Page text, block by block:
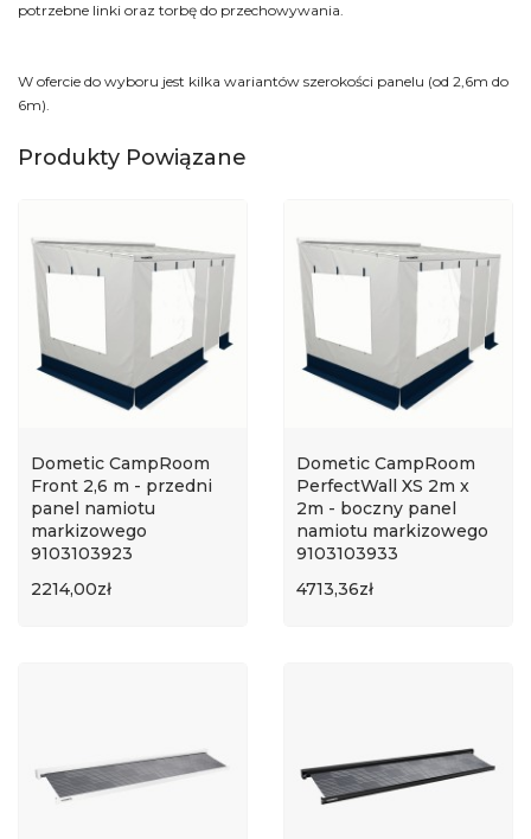
potrzebne linki oraz torbę do przechowywania.
W ofercie do wyboru jest kilka wariantów szerokości panelu (od 2,6m do
6m).
Produkty Powiązane
Dometic CampRoom
Front 2,6 m - przedni
panel namiotu
markizowego
9103103923
2214,00zł
Dometic CampRoom
PerfectWall XS 2m x
2m - boczny panel
namiotu markizowego
9103103933
4713,36zł